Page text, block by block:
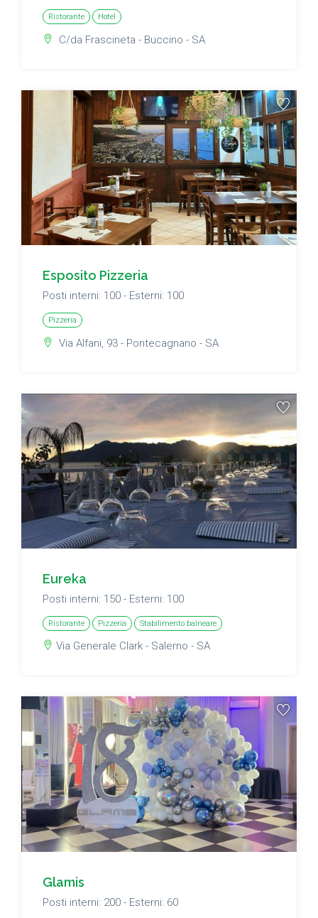
Ristorante Hotel
C/da Frascineta - Buccino - SA
Esposito Pizzeria
Posti interni: 100 - Esterni: 100
Pizzeria
Via Alfani, 93 - Pontecagnano - SA
Eureka
Posti interni: 150 - Esterni: 100
Ristorante Pizzeria Stabilimento balneare
Via Generale Clark - Salerno - SA
Glamis
Posti interni: 200 - Esterni: 60